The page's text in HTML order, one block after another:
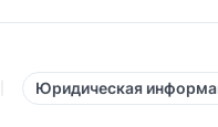
Юридическая